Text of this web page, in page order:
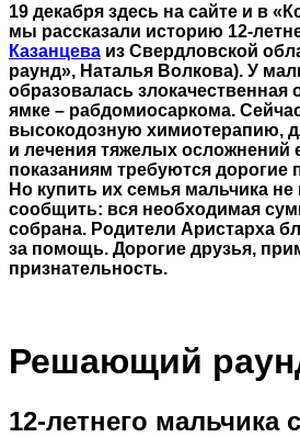
19 декабря здесь на сайте и в
мы рассказали историю 12-
Казанцева из Свердловской
раунд», Наталья Волкова). У
образовалась злокачественная
ямке – рабдомиосаркома.
высокодозную химиотерапию,
и лечения тяжелых
показаниям требуются дорогие
Но купить их семья мальчика
сообщить: вся необходимая
собрана. Родители Аристарха
за помощь. Дорогие друзья,
признательность.
Решающий
12-летнего мальчика